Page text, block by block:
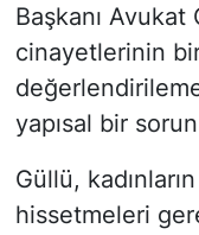
Başkanı Avukat
cinayetlerinin
yapısal bir
Güllü,
hissetmeleri